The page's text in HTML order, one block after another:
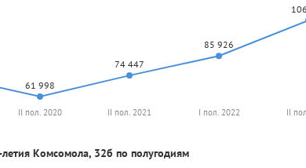
61 998
74 447
85 926
II пол. 2020 II пол. 2021 I пол. 2022 II
Комсомола, 32б по полугодиям